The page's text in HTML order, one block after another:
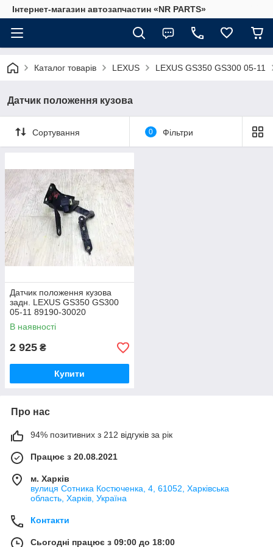
Інтернет-магазин автозапчастин «NR PARTS»
Каталог товарів LEXUS LEXUS GS350 GS300 05-11
Датчик положення кузова
Сортування 0 Фільтри
Датчик положення кузова
задн. LEXUS GS350 GS300
05-11 89190-30020
В наявності
2 925 ₴
Купити
Про нас
94% позитивних з 212 відгуків за рік
Працює з 20.08.2021
м. Харків
вулиця Сотника Костюченка, 4, 61052, Харківська
область, Харків, Україна
Контакти
Сьогодні працює з 09:00 до 18:00